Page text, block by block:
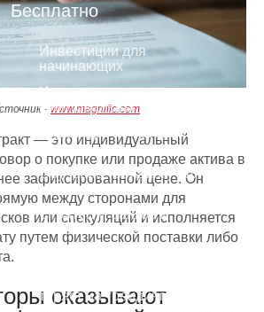
Бесплатно
Инвестиции для
начинающих
Инвестиции в
криптовалюты
Видеокурс по трейдингу и
инвестициям
Обучение трейдингу для
начинающих
Стратегии банков и
инвестиционных фондов
теряет на трейдинге
- www.magnific.com
— это индивидуальный
о покупке или продаже актива в
зафиксированной цене. Он
между сторонами для
или спекуляций и исполняется
путем физической поставки либо
оказывают